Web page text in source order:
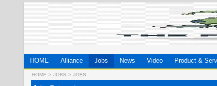
HOME Alliance Jobs News Video Product &
HOME > JOBS > JOBS